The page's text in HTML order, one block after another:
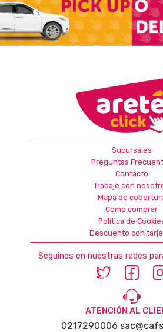
Sucursales
Preguntas
Contacto
Trabaje con
Mapa de
Como comprar
Política de
Descuento con
Seguinos en nuestras redes
ATENCIÓN AL
0217290006